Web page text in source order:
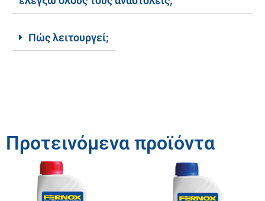
Πώς λειτουργεί;
Προτεινόμενα προϊόντα